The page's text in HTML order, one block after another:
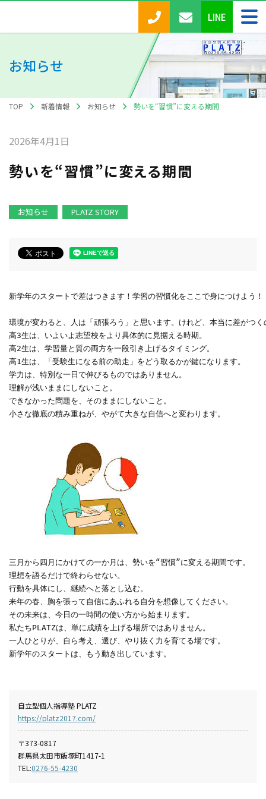
LINE
お知らせ
TOP 新着情報 お知らせ 勢いを“習慣”に変える期間
2026年4月1日
勢いを“習慣”に変える期間
お知らせ PLATZ STORY
新学年のスタートで差はつきます！学習の習慣化をここで身につけよう！
環境が変わると、人は「頑張ろう」と思います。けれど、本当に差がつ
高3生は、いよいよ志望校をより具体的に見据える時期。
高2生は、学習量と質の両方を一段引き上げるタイミング。
高1生は、「受験生になる前の助走」をどう取るかが鍵になります。
学力は、特別な一日で伸びるものではありません。
理解が浅いままにしないこと。
できなかった問題を、そのままにしないこと。
小さな徹底の積み重ねが、やがて大きな自信へと変わります。
三月から四月にかけての一か月は、勢いを“習慣”に変える期間です。
理想を語るだけで終わらせない。
行動を具体にし、継続へと落とし込む。
来年の春、胸を張って自信にあふれる自分を想像してください。
その未来は、今日の一時間の使い方から始まります。
私たちPLATZは、単に成績を上げる場所ではありません。
一人ひとりが、自ら考え、選び、やり抜く力を育てる場です。
新学年のスタートは、もう動き出しています。
自立型個人指導塾 PLATZ
https://platz2017.com/
〒373-0817
群馬県太田市飯塚町1417-1
TEL:0276-55-4230